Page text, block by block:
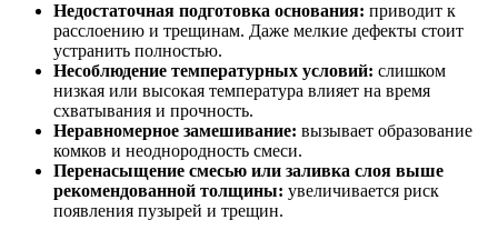
Недостаточная подготовка основания: приводит к
расслоению и трещинам. Даже мелкие дефекты стоит
устранить полностью.
Несоблюдение температурных условий: слишком
низкая или высокая температура влияет на время
схватывания и прочность.
Неравномерное замешивание: вызывает образование
комков и неоднородность смеси.
Перенасыщение смесью или заливка слоя выше
рекомендованной толщины: увеличивается риск
появления пузырей и трещин.